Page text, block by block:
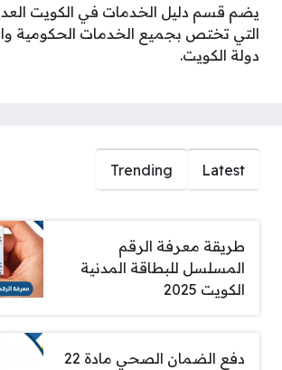
يضم قسم دليل الخدمات في الكويت
التي تختص بجميع الخدمات الحكومية
دولة الكويت.
Latest
Trending
طريقة معرفة الرقم
المسلسل للبطاقة المدنية
الكويت 2025
دفع الضمان الصحي مادة 22